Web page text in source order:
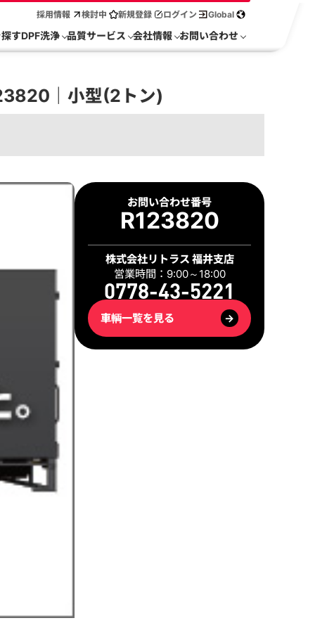
採用情報 検討中 新規登録 ログイン Global
すDPF洗浄 品質サービス 会社情報 お問い合わせ
｜小型(2トン)
お問い合わせ番号
R123820
株式会社リトラス 福井支店
営業時間：9:00～18:00
0778-43-5221
車輌一覧を見る →